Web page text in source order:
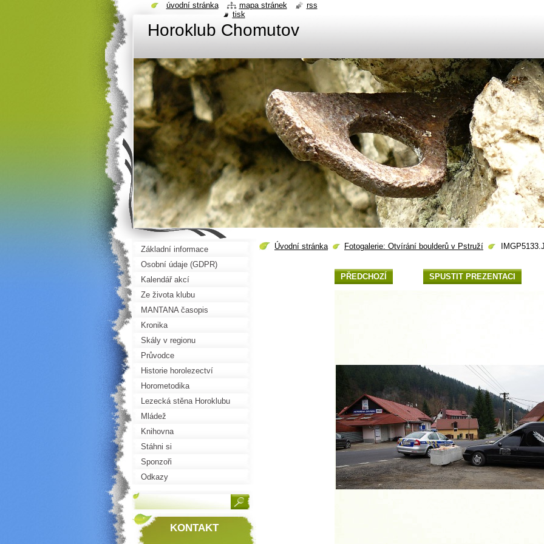
Horoklub Chomutov
Úvodní stránka Fotogalerie: Otvírání boulderů v Pstruží
PŘEDCHOZÍ SPUSTIT PREZENTACI
Základní informace
Osobní údaje (GDPR)
Kalendář akcí
Ze života klubu
MANTANA časopis
Kronika
Skály v regionu
Průvodce
Historie horolezectví
Horometodika
Lezecká stěna Horoklubu
Mládež
Knihovna
Stáhni si
Sponzoři
Odkazy
KONTAKT
úvodní stránka mapa stránek
rss
tisk